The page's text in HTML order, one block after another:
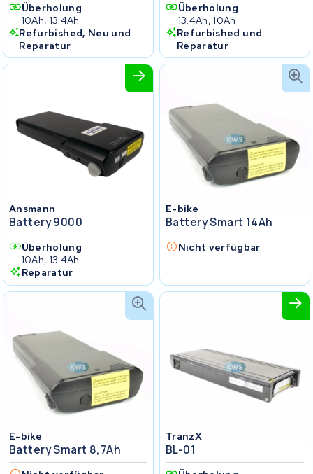
Überholung
10Ah, 13.4Ah
Refurbished, Neu und
Reparatur
Überholung
13.4Ah, 10Ah
Refurbished und
Reparatur
Ansmann
Battery 9000
Überholung
10Ah, 13.4Ah
Reparatur
E-bike
Battery Smart 14Ah
Nicht verfügbar
E-bike
Battery Smart 8,7Ah
TranzX
BL-01